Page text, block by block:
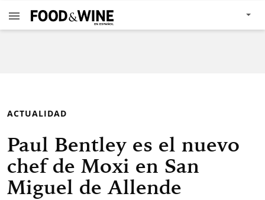
ACTUALIDAD
Paul Bentley es el nuevo
chef de Moxi en San
Miguel de Allende